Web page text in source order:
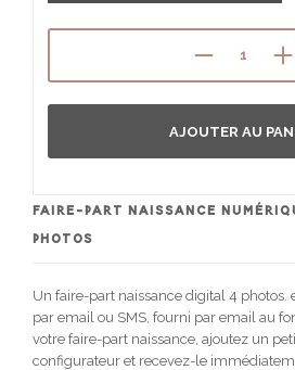
FAIRE-PART NAISSANCE
PHOTOS
Un faire-part naissance digital 4 photos.
par email ou SMS, fourni par email au
votre faire-part naissance, ajoutez un
configurateur et recevez-le
AJOUTER AU